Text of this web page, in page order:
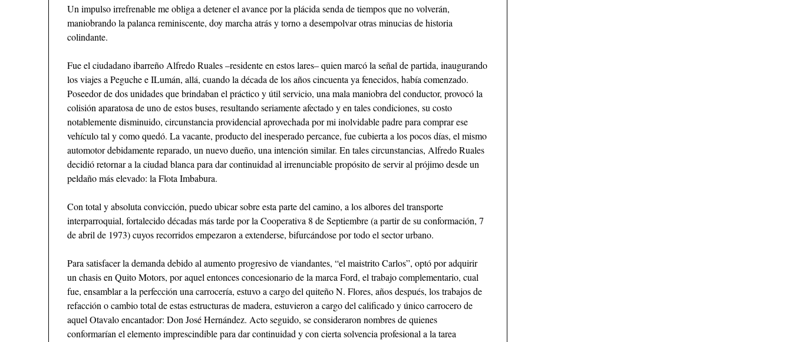
Un impulso irrefrenable me obliga a detener el avance por la plácida senda de tiempos que no volverán,
maniobrando la palanca reminiscente, doy marcha atrás y torno a desempolvar otras minucias de historia
colindante.
Fue el ciudadano ibarreño Alfredo Ruales –residente en estos lares– quien marcó la señal de partida, inaugurando
los viajes a Peguche e ILumán, allá, cuando la década de los años cincuenta ya fenecidos, había comenzado.
Poseedor de dos unidades que brindaban el práctico y útil servicio, una mala maniobra del conductor, provocó la
colisión aparatosa de uno de estos buses, resultando seriamente afectado y en tales condiciones, su costo
notablemente disminuido, circunstancia providencial aprovechada por mi inolvidable padre para comprar ese
vehículo tal y como quedó. La vacante, producto del inesperado percance, fue cubierta a los pocos días, el mismo
automotor debidamente reparado, un nuevo dueño, una intención similar. En tales circunstancias, Alfredo Ruales
decidió retornar a la ciudad blanca para dar continuidad al irrenunciable propósito de servir al prójimo desde un
peldaño más elevado: la Flota Imbabura.
Con total y absoluta convicción, puedo ubicar sobre esta parte del camino, a los albores del transporte
interparroquial, fortalecido décadas más tarde por la Cooperativa 8 de Septiembre (a partir de su conformación, 7
de abril de 1973) cuyos recorridos empezaron a extenderse, bifurcándose por todo el sector urbano.
Para satisfacer la demanda debido al aumento progresivo de viandantes, “el maistrito Carlos”, optó por adquirir
un chasis en Quito Motors, por aquel entonces concesionario de la marca Ford, el trabajo complementario, cual
fue, ensamblar a la perfección una carrocería, estuvo a cargo del quiteño N. Flores, años después, los trabajos de
refacción o cambio total de estas estructuras de madera, estuvieron a cargo del calificado y único carrocero de
aquel Otavalo encantador: Don José Hernández. Acto seguido, se consideraron nombres de quienes
conformarían el elemento imprescindible para dar continuidad y con cierta solvencia profesional a la tarea